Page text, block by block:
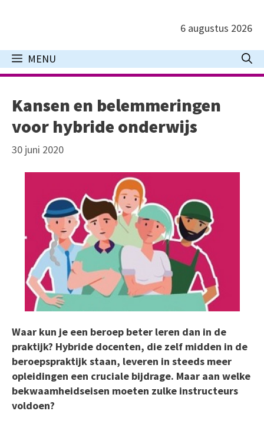
inhoud
6 augustus 2026
MENU
Kansen en belemmeringen
voor hybride onderwijs
30 juni 2020
Waar kun je een beroep beter leren dan in de
praktijk? Hybride docenten, die zelf midden in de
beroepspraktijk staan, leveren in steeds meer
opleidingen een cruciale bijdrage. Maar aan welke
bekwaamheidseisen moeten zulke instructeurs
voldoen?